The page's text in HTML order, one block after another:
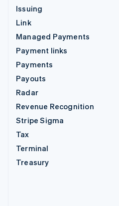
Issuing
Link
Managed Payments
Payment links
Payments
Payouts
Radar
Revenue Recognition
Stripe Sigma
Tax
Terminal
Treasury